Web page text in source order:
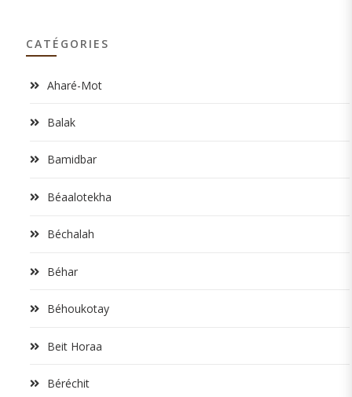
CATÉGORIES
Aharé-Mot
Balak
Bamidbar
Béaalotekha
Béchalah
Béhar
Béhoukotay
Beit Horaa
Béréchit